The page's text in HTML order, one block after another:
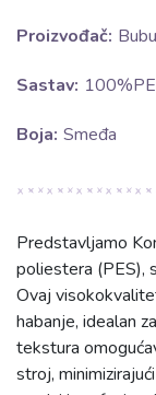
Proizvođač:
Sastav:
Boja: Smeđa
Predstavljamo
poliestera (PES),
Ovaj
habanje, idealan
tekstura
stroj,